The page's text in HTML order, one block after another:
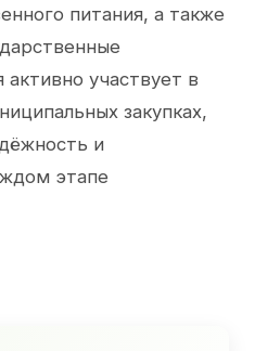
питания, а также
участвует в
закупках,
и
этапе